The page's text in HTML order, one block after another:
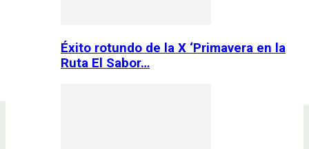
Éxito rotundo de la X ‘Primavera en la
Ruta El Sabor…